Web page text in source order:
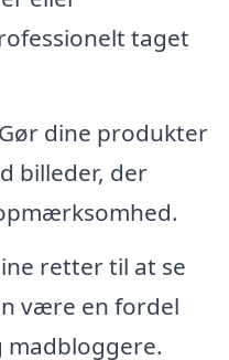
taget
Gør dine produkter
billeder, der
retter til at se
være en fordel